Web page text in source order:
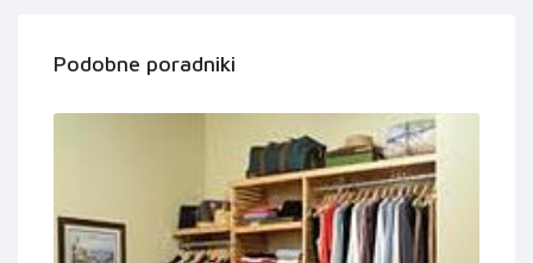
Podobne poradniki